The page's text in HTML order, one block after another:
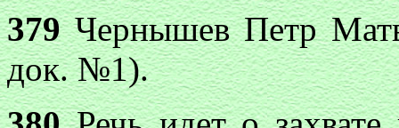
379Чернышев Петр
док. №1).